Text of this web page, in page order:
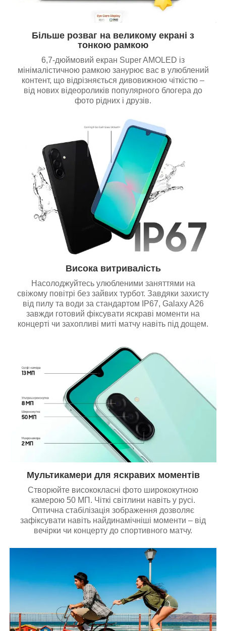
Більше розваг на великому екрані з
тонкою рамкою
6,7-дюймовий екран Super AMOLED із
мінімалістичною рамкою занурює вас в улюблений
контент, що відрізняється дивовижною чіткістю –
від нових відеороликів популярного блогера до
фото рідних і друзів.
Висока витривалість
Насолоджуйтесь улюбленими заняттями на
свіжому повітрі без зайвих турбот. Завдяки захисту
від пилу та води за стандартом IP67, Galaxy A26
завжди готовий фіксувати яскраві моменти на
концерті чи захопливі миті матчу навіть під дощем.
Мультикамери для яскравих моментів
Створюйте висококласні фото ширококутною
камерою 50 МП. Чіткі світлини навіть у русі.
Оптична стабілізація зображення дозволяє
зафіксувати навіть найдинамічніші моменти – від
вечірки чи концерту до спортивного матчу.